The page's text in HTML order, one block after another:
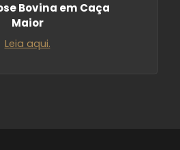
Bovina em Caça
Maior
Leia aqui.